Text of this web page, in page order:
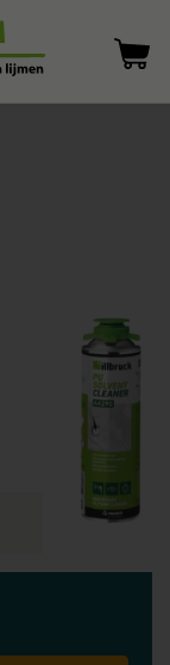
in winkelwagen